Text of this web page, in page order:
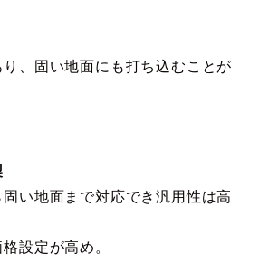
り、固い地面にも打ち込むことが
固い地面まで対応でき汎用性は高
設定が高め。